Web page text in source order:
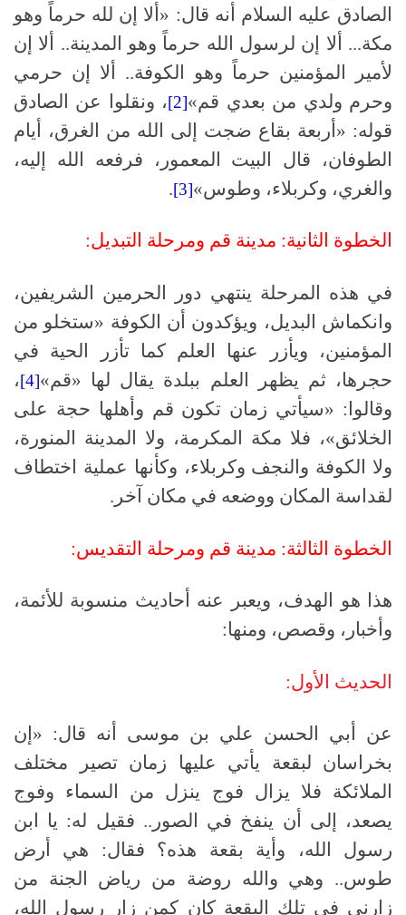
الصادق عليه السلام أنه قال: «ألا إن لله حرماً وهو
مكة... ألا إن لرسول الله حرماً وهو المدينة.. ألا إن
لأمير المؤمنين حرماً وهو الكوفة.. ألا إن حرمي
وحرم ولدي من بعدي قم»[2]
، ونقلوا عن الصادق
قوله: «أربعة بقاع ضجت إلى الله من الغرق، أيام
الطوفان، قال البيت المعمور، فرفعه الله إليه،
والغري، وكربلاء، وطوس»[3]
.
الخطوة الثانية: مدينة قم ومرحلة التبديل:
في هذه المرحلة ينتهي دور الحرمين الشريفين،
وانكماش البديل، ويؤكدون أن الكوفة «ستخلو من
المؤمنين، ويأزر عنها العلم كما تأزر الحية في
حجرها، ثم يظهر العلم ببلدة يقال لها «قم»[4]
،
وقالوا: «سيأتي زمان تكون قم وأهلها حجة على
الخلائق»، فلا مكة المكرمة، ولا المدينة المنورة،
ولا الكوفة والنجف وكربلاء، وكأنها عملية اختطاف
لقداسة المكان ووضعه في مكان آخر.
الخطوة الثالثة: مدينة قم ومرحلة التقديس:
هذا هو الهدف، ويعبر عنه أحاديث منسوبة للأئمة،
وأخبار، وقصص، ومنها:
الحديث الأول:
عن أبي الحسن علي بن موسى أنه قال: «إن
بخراسان لبقعة يأتي عليها زمان تصير مختلف
الملائكة فلا يزال فوج ينزل من السماء وفوج
يصعد، إلى أن ينفخ في الصور.. فقيل له: يا ابن
رسول الله، وأية بقعة هذه؟ فقال: هي أرض
طوس.. وهي والله روضة من رياض الجنة من
زارني في تلك البقعة كان كمن زار رسول الله،